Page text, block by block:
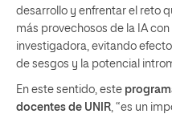
desarrollo y enfrentar el reto
más provechosos de la IA
investigadora, evitando
de sesgos y la potencial
En este sentido, este
docentes de UNIR, “es un